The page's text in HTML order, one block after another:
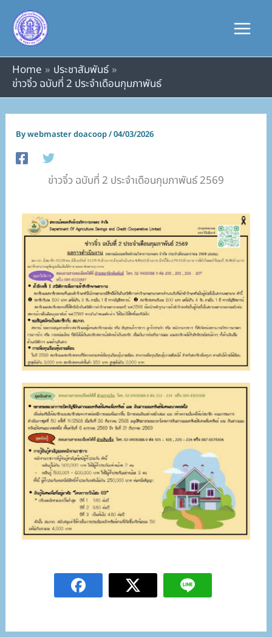
content
Home
ประชาสัมพันธ์
ข่าวจิ๋ว ฉบับที่ 2 ประจำเดือนกุมภาพันธ์
Bywebmaster doacoop/04/03/2026
ข่าวจิ๋ว ฉบับที่ 2 ประจำเดือนกุมภาพันธ์ 2569